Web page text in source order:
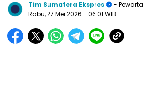
Tim Sumatera Ekspres
- Pewarta
Rabu, 27 Mei 2026 - 06:01 WIB